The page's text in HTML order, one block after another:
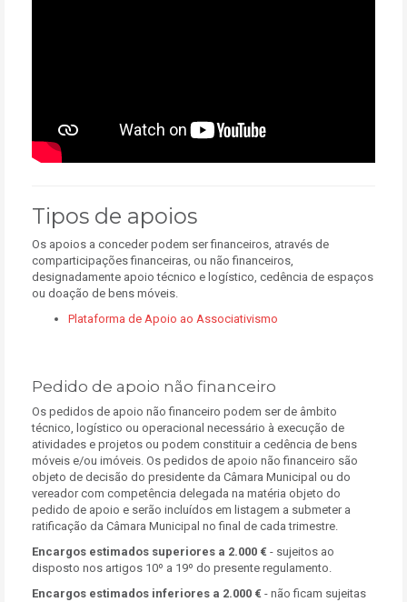
Tipos de apoios
Os apoios a conceder podem ser financeiros, através de
comparticipações financeiras, ou não financeiros,
designadamente apoio técnico e logístico, cedência de espaços
ou doação de bens móveis.
Plataforma de Apoio ao Associativismo
Pedido de apoio não financeiro
Os pedidos de apoio não financeiro podem ser de âmbito
técnico, logístico ou operacional necessário à execução de
atividades e projetos ou podem constituir a cedência de bens
móveis e/ou imóveis. Os pedidos de apoio não financeiro são
objeto de decisão do presidente da Câmara Municipal ou do
vereador com competência delegada na matéria objeto do
pedido de apoio e serão incluídos em listagem a submeter a
ratificação da Câmara Municipal no final de cada trimestre.
Encargos estimados superiores a 2.000 € - sujeitos ao
disposto nos artigos 10º a 19º do presente regulamento.
Encargos estimados inferiores a 2.000 € - não ficam sujeitas